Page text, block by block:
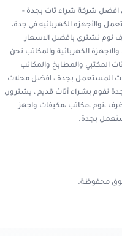
افضل شركة شراء ثاث بجدة -
والأجهزه الكهربائيه في جدة،
نوم نشترى بافضل الاسعار
الكهربائية والمكاتب نحن
المكتبي والمطابخ والمكاتب
المستعمل بجدة ، افضل محلات
نقوم بشراء أثاث قديم ، يشترون
،نوم ،مكاتب ،مكيفات واجهز
بجدة.
محفوظة.